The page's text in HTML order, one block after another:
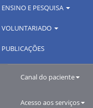
ENSINO E PESQUISA
VOLUNTARIADO
PUBLICAÇÕES
Canal do paciente
Acesso aos serviços